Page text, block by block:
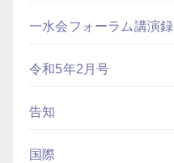
一水会フォーラム講演録
令和5年2月号
告知
国際